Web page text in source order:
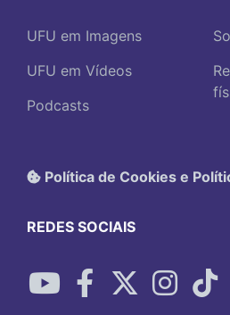
UFU em Imagens
UFU em Vídeos
Podcasts
Política de Cookies e
REDES SOCIAIS